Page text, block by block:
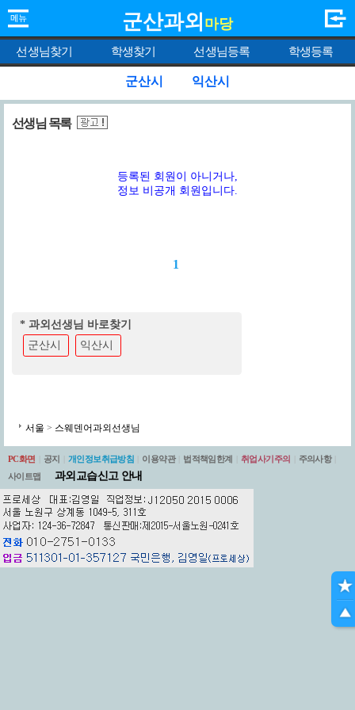
군산과외 마당
선생님찾기 학생찾기 선생님등록 학생등록
군산시 익산시
선생님 목록
등록된 회원이 아니거나,
정보 비공개 회원입니다.
1
* 과외선생님 바로찾기
군산시
익산시
서울 > 스웨덴어과외선생님
PC화면 공지 개인정보취급방침 이용약관 법적책임한계 취업사기주의 주의사항
사이트맵
과외교습신고 안내